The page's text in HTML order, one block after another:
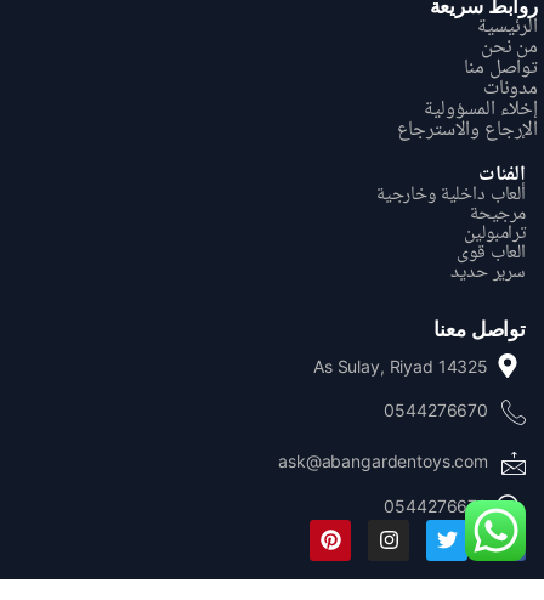
الرئيسية
من نحن
تواصل منا
مدونات
إخلاء المسؤولية
الإرجاع والاسترجاع
الفئات
ألعاب داخلية وخارجية
مرجيحة
ترامبولين
العاب قوی
سریر حدید
تواصل معنا
As Sulay, Riyad 14325
0544276670
ask@abangardentoys.com
0544276670